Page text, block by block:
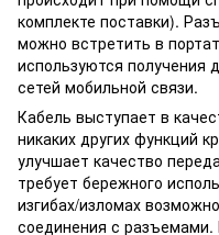
комплекте поставки).
можно встретить в
используются получения
сетей мобильной связи.
Кабель выступает в
никаких других функций
улучшает качество
требует бережного
изгибах/изломах
соединения с